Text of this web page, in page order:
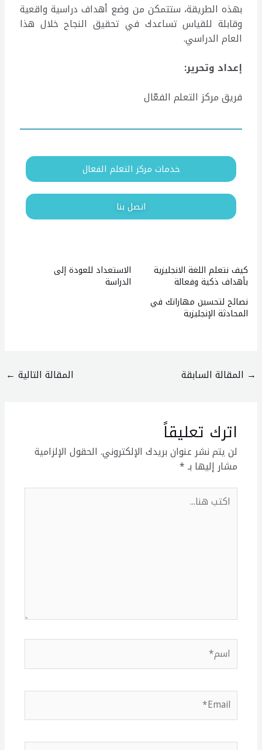
بهذه الطريقة، ستتمكن من وضع أهداف دراسية واقعية
وقابلة للقياس تساعدك في تحقيق النجاح خلال هذا
العام الدراسي.
إعداد وتحرير:
فريق مركز التعلم الفعّال
خدمات مركز التعلم الفعال
اتصل بنا
كيف نتعلم اللغة الانجليزية
بأهداف ذكية وفعالة
الاستعداد للعودة إلى
الدراسة
نصائح لتحسين مهاراتك في
المحادثة الإنجليزية
→ المقالة السابقة المقالة التالية ←
اترك تعليقاً
لن يتم نشر عنوان بريدك الإلكتروني. الحقول الإلزامية
مشار إليها بـ *
اكتب
هنا...
اسم*
Email*